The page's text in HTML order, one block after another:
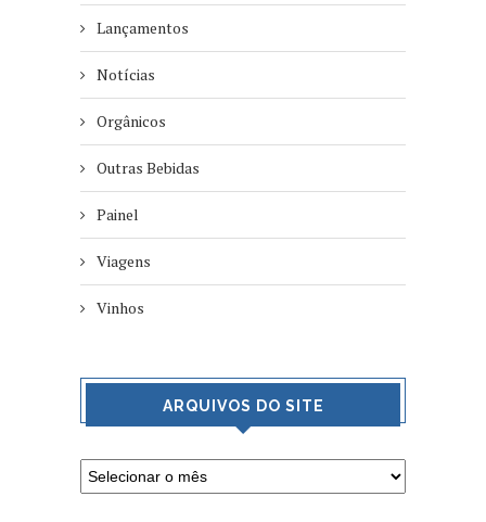
Lançamentos
Notícias
Orgânicos
Outras Bebidas
Painel
Viagens
Vinhos
ARQUIVOS DO SITE